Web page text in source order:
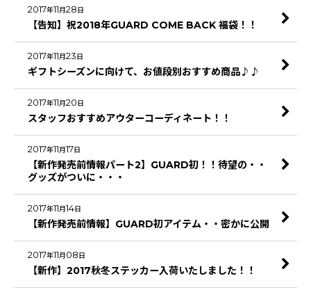
2017年11月28 日
【告知】祝2018年GUARD COME BACK 福袋！！
2017年11月23 日
ギフトシーズンに向けて、お値段別おすすめ商品♪♪
2017年11月20 日
スタッフおすすめアウターコーディネート！！
2017年11月17日
【新作発売前情報パート2】GUARD初！！待望の・・
グッズがついに・・・
2017年11月14日
【新作発売前情報】GUARD初アイテム・・密かに公開
2017年11月 08 日
【新作】2017秋冬ステッカー入荷いたしました！！